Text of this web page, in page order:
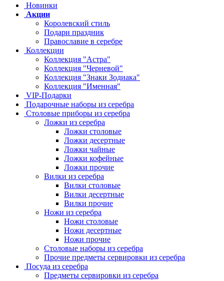
Новинки
Акции
Королевский стиль
Подари праздник
Православие в серебре
Коллекции
Коллекция "Астра"
Коллекция "Черневой"
Коллекция "Знаки Зодиака"
Коллекция "Именная"
VIP-Подарки
Подарочные наборы из серебра
Столовые приборы из серебра
Ложки из серебра
Ложки столовые
Ложки десертные
Ложки чайные
Ложки кофейные
Ложки прочие
Вилки из серебра
Вилки столовые
Вилки десертные
Вилки прочие
Ножи из серебра
Ножи столовые
Ножи десертные
Ножи прочие
Столовые наборы из серебра
Прочие предметы сервировки из серебра
Посуда из серебра
Предметы сервировки из серебра